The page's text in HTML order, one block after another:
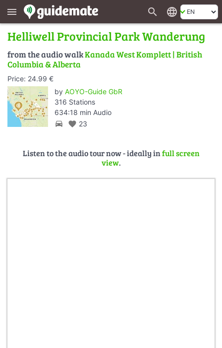
menu search language
Helliwell Provincial Park Wanderung
from the audio walkKanada West Komplett | British
Columbia & Alberta
Price: 24.99 €
by AOYO-Guide GbR
316 Stations
634:18 min Audio
directions_car favorite 23
Listen to the audio tour now - ideally infull screen
view.